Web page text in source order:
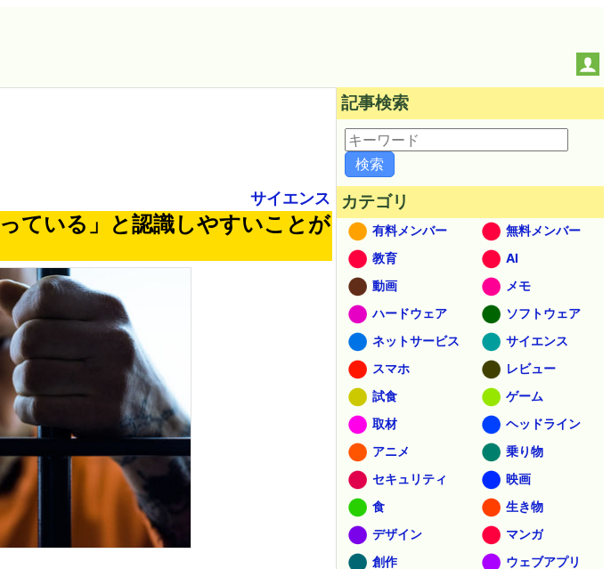
サイエンス
ている」と認識しやすいことが
記事検索
カテゴリ
有料メンバー
無料メンバー
教育
AI
動画
メモ
ハードウェア
ソフトウェア
ネットサービス
サイエンス
スマホ
レビュー
試食
ゲーム
取材
ヘッドライン
アニメ
乗り物
セキュリティ
映画
食
生き物
デザイン
マンガ
創作
ウェブアプリ